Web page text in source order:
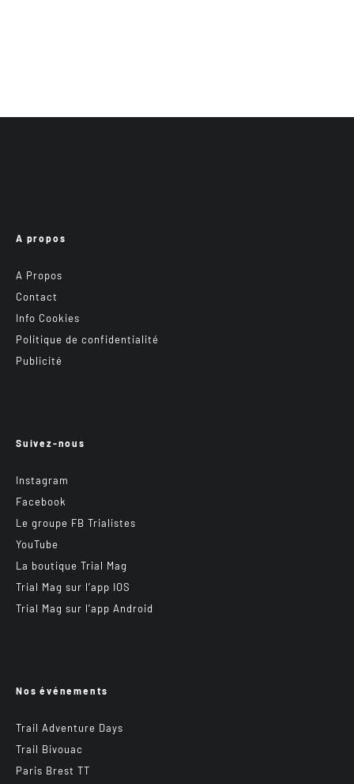
A propos
A Propos
Contact
Info Cookies
Politique de confidentialité
Publicité
Suivez-nous
Instagram
Facebook
Le groupe FB Trialistes
YouTube
La boutique Trial Mag
Trial Mag sur l’app IOS
Trial Mag sur l’app Android
Nos événements
Trail Adventure Days
Trail Bivouac
Paris Brest TT